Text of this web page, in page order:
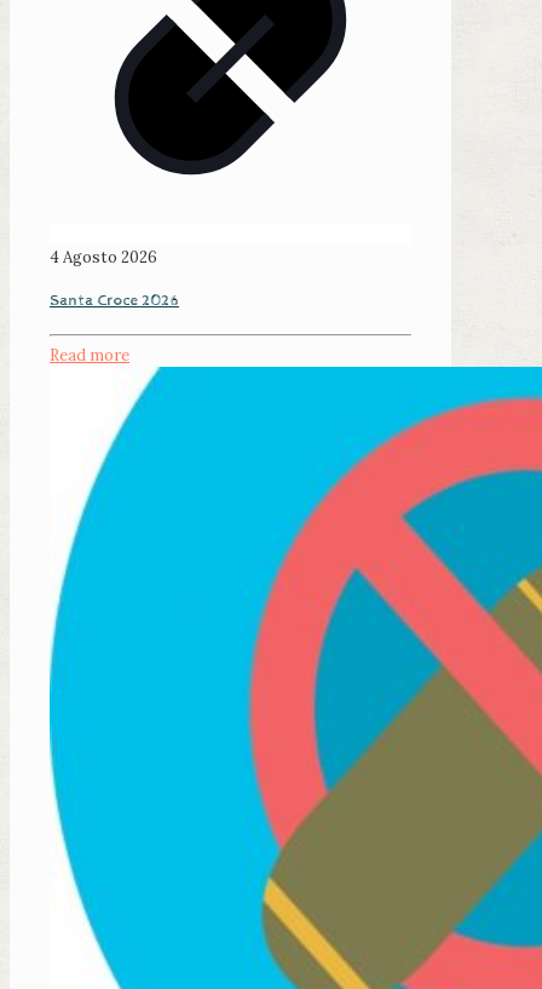
4 Agosto 2026
Santa Croce 2026
Read more